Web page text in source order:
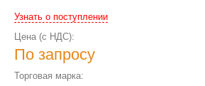
Узнать о поступлении
Цена (с НДС):
По запросу
Торговая марка: